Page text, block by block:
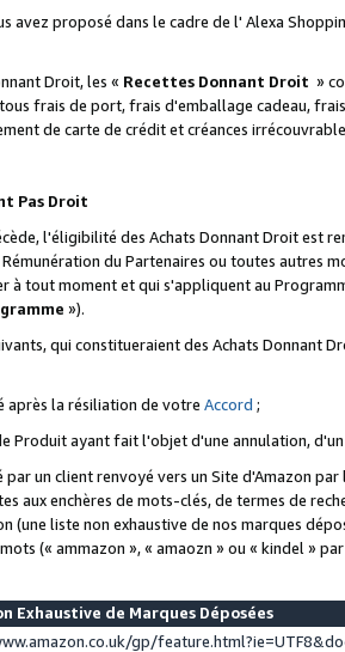
avez proposé dans le cadre de l' Alexa
Droit, les « Recettes Donnant Droit »
frais de port, frais d'emballage cadeau,
de carte de crédit et créances
Pas Droit
l'éligibilité des Achats Donnant Droit est
du Partenaires ou toutes autres
à tout moment et qui s'appliquent au
»).
qui constitueraient des Achats Donnant
après la résiliation de votre Accord ;
Produit ayant fait l'objet d'une annulation,
un client renvoyé vers un Site d'Amazon
aux enchères de mots-clés, de termes de
(une liste non exhaustive de nos marques
(« ammazon », « amaozn » ou « kindel »
Exhaustive de Marques Déposées
gp/